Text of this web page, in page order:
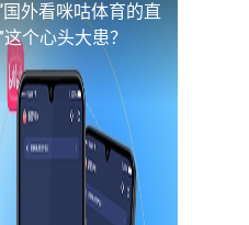
外看咪咕体育的直
个心头大患？